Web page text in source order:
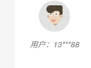
用户：13***88